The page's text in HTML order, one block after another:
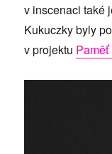
v inscenaci také
Kukuczky byly
v projektu